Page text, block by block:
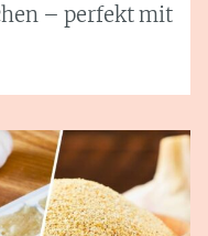
– perfekt mit